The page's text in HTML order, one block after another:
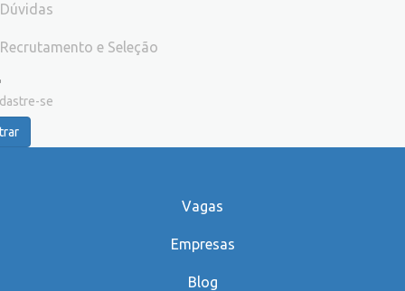
Dúvidas
Recrutamento e Seleção
se
Vagas
Empresas
Blog